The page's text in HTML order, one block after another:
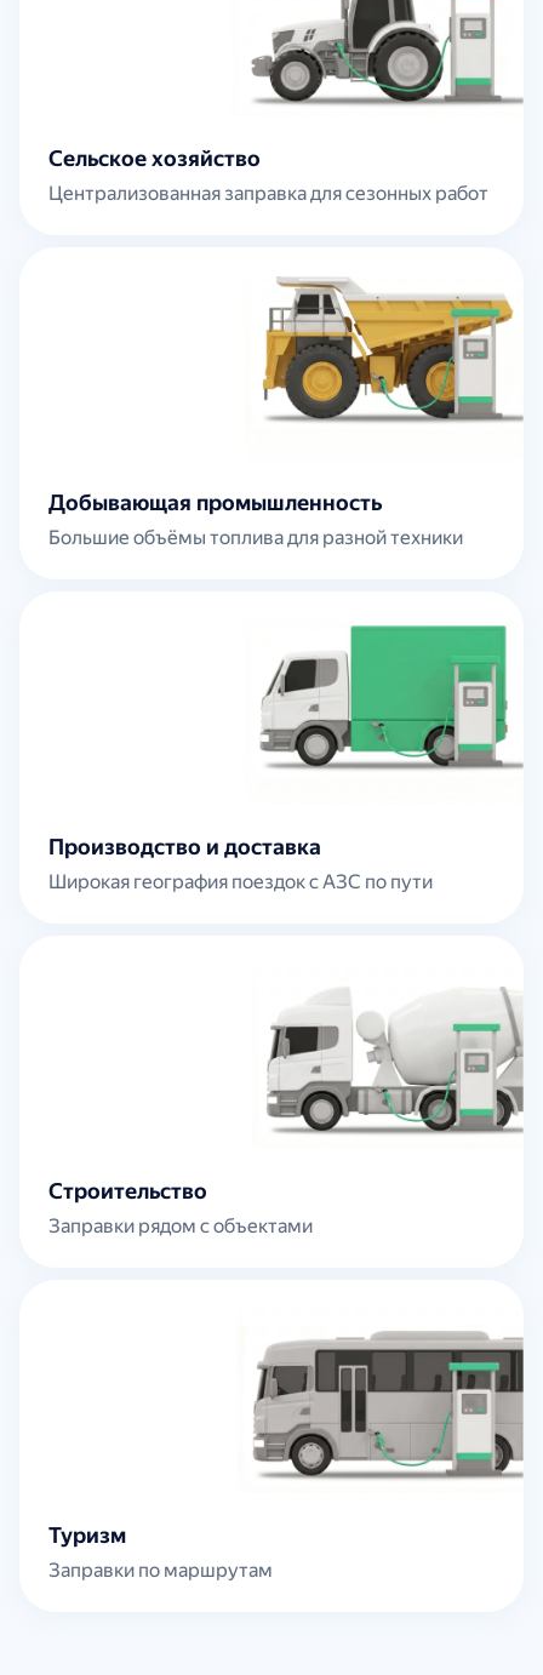
Сельское хозяйство
Централизованная заправка для сезонных работ
Добывающая промышленность
Большие объёмы топлива для разной техники
Производство и доставка
Широкая география поездок с АЗС по пути
Строительство
Заправки рядом с объектами
Туризм
Заправки по маршрутам